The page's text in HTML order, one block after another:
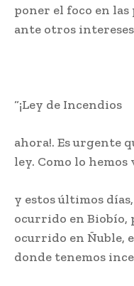
poner el foco en
ante otros
“¡Ley de Incendios
ahora!. Es urgente
ley. Como lo
y estos últimos
ocurrido en Biobío,
ocurrido en Ñuble,
donde tenemos